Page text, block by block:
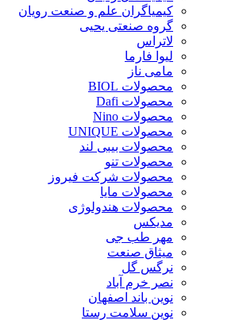
کیمیاگران علم و صنعت رویان
گروه صنعتی یحیی
لاتراس
لیوا فارما
مامی ناز
محصولات BIOL
محصولات Dafi
محصولات Nino
محصولات UNIQUE
محصولات بیبی لند
محصولات تنو
محصولات شرکت فیروز
محصولات مایا
محصولات هندولوژی
مدیکس
مهر طب جی
میثاق صنعت
نرگس گل
نصر خرم آباد
نوین باند اصفهان
نوین سلامت رستا